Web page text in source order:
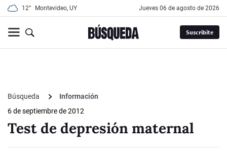
12° Montevideo, UY jueves 06 de agosto de 2026
Suscribite
Búsqueda
Información
6 de septiembre de 2012
Test de depresión maternal